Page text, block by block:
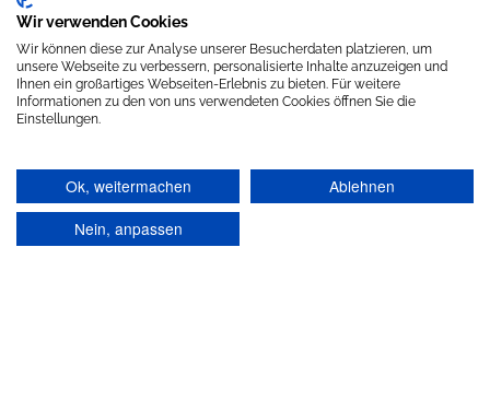
Stolz präsentiert von
Wir verwenden Cookies
Wir können diese zur Analyse unserer Besucherdaten platzieren, um
unsere Webseite zu verbessern, personalisierte Inhalte anzuzeigen und
Ihnen ein großartiges Webseiten-Erlebnis zu bieten. Für weitere
Informationen zu den von uns verwendeten Cookies öffnen Sie die
Einstellungen.
Ok, weitermachen
Ablehnen
Nein, anpassen